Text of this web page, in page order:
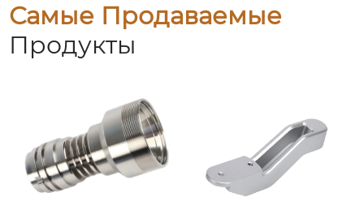
Самые Продаваемые
Продукты